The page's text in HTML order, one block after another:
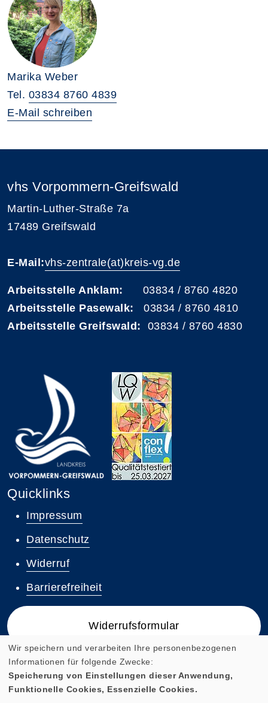
Marika Weber
Tel. 03834 8760 4839
E-Mail schreiben
vhs Vorpommern-Greifswald
Martin-Luther-Straße 7a
17489 Greifswald
E-Mail:vhs-zentrale(at)kreis-vg.de
Arbeitsstelle Anklam: 03834 / 8760 4820
Arbeitsstelle Pasewalk: 03834 / 8760 4810
Arbeitsstelle Greifswald: 03834 / 8760 4830
Quicklinks
Impressum
Datenschutz
Widerruf
Barrierefreiheit
Widerrufsformular
Cookie Einstellungen
Wir speichern und verarbeiten Ihre personenbezogenen
Informationen für folgende Zwecke:
Speicherung von Einstellungen dieser Anwendung,
Funktionelle Cookies, Essenzielle Cookies.